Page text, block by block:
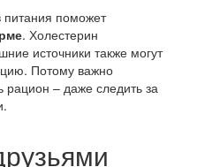
питания поможет
. Холестерин
источники также могут
Потому важно
рацион – даже следить за